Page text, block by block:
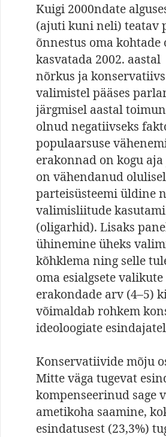
Kuigi 2000ndate
(ajuti kuni neli) teatav
õnnestus oma kohtade
kasvatada 2002.
nõrkus ja
valimistel pääses
järgmisel aastal
olnud negatiivseks
populaarsuse
erakonnad on kogu
on vähendanud
parteisüsteemi üldine
valimisliitude
(oligarhid). Lisaks
ühinemine üheks
kõhklema ning selle
oma esialgsete
erakondade arv (4–5)
võimaldab rohkem
ideoloogiate
Konservatiivide mõju
Mitte väga tugevat
kompenseerinud sage
ametikoha saamine,
esindatusest (23,3%)